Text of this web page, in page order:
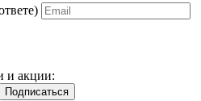
и акции:
Подписаться